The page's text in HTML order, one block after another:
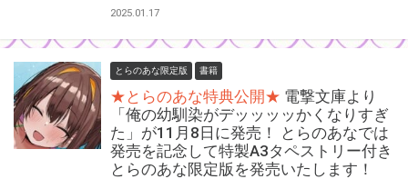
2025.01.17
とらのあな限定版 書籍
★とらのあな特典公開★ 電撃文庫より
「俺の幼馴染がデッッッッかくなりすぎ
た」が11月8日に発売！ とらのあなでは
発売を記念して特製A3タペストリー付き
とらのあな限定版を発売いたします！